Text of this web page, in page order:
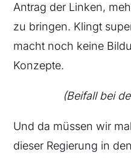
Antrag der Linken,
zu bringen. Klingt
macht noch keine
Konzepte.
(Beifall bei
Und da müssen wir
dieser Regierung in